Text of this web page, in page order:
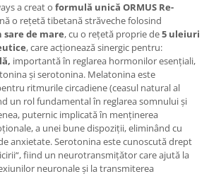
a creat o formulă unică ORMUS Re-
o rețetă tibetană străveche folosind
de mare, cu o rețetă proprie de5 uleiuri
, care acționează sinergic pentru:
importantă în reglarea hormonilor esențiali,
și serotonina. Melatonina este
ritmurile circadiene (ceasul natural al
un rol fundamental în reglarea somnului și
puternic implicată în menținerea
a unei bune dispoziții, eliminând cu
anxietate. Serotonina este cunoscută drept
fiind un neurotransmițător care ajută la
neuronale și la transmiterea